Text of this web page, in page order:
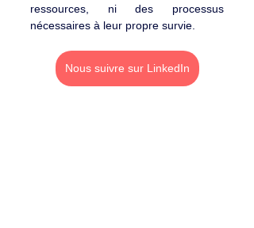
ressources, ni des processus
nécessaires à leur propre survie.
Nous suivre sur LinkedIn